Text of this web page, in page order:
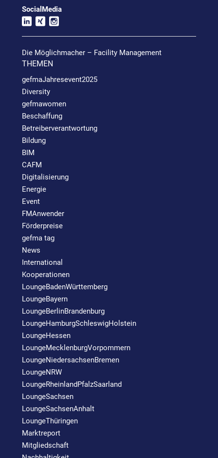
SocialMedia
Die Möglichmacher – Facility Management
THEMEN
gefmaJahresevent2025
Diversity
gefmawomen
Beschaffung
Betreiberverantwortung
Bildung
BIM
CAFM
Digitalisierung
Energie
Event
FMAnwender
Förderpreise
gefma tag
News
International
Kooperationen
LoungeBadenWürttemberg
LoungeBayern
LoungeBerlinBrandenburg
LoungeHamburgSchleswigHolstein
LoungeHessen
LoungeMecklenburgVorpommern
LoungeNiedersachsenBremen
LoungeNRW
LoungeRheinlandPfalzSaarland
LoungeSachsen
LoungeSachsenAnhalt
LoungeThüringen
Marktreport
Mitgliedschaft